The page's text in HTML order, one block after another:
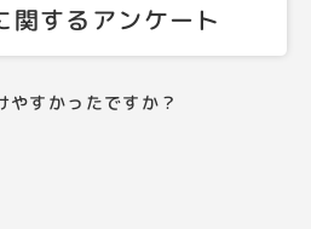
関するアンケート
やすかったですか？